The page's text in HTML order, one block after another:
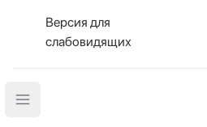
Версия для
слабовидящих
Open main menu